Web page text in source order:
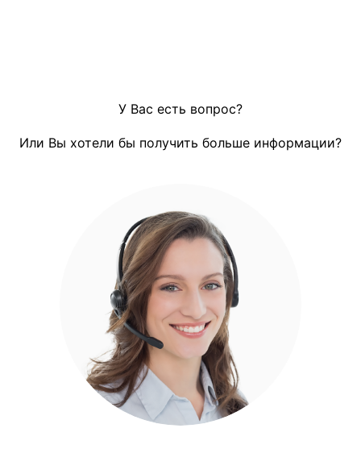
У Вас есть вопрос?
Или Вы хотели бы получить больше информации?